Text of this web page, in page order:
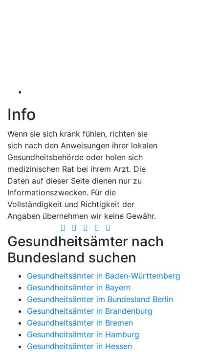
Info
Wenn sie sich krank fühlen, richten sie
sich nach den Anweisungen ihrer lokalen
Gesundheitsbehörde oder holen sich
medizinischen Rat bei ihrem Arzt. Die
Daten auf dieser Seite dienen nur zu
Informationszwecken. Für die
Vollständigkeit und Richtigkeit der
Angaben übernehmen wir keine Gewähr.
Gesundheitsämter nach
Bundesland suchen
Gesundheitsämter in Baden-Württemberg
Gesundheitsämter in Bayern
Gesundheitsämter im Bundesland Berlin
Gesundheitsämter in Brandenburg
Gesundheitsämter in Bremen
Gesundheitsämter in Hamburg
Gesundheitsämter in Hessen